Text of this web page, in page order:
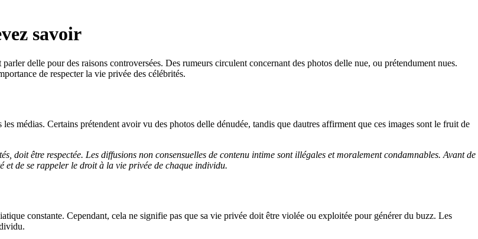
savoir
delle pour des raisons controversées. Des rumeurs circulent concernant des photos delle nue, ou prétendument nues.
de respecter la vie privée des célébrités.
médias. Certains prétendent avoir vu des photos delle dénudée, tandis que dautres affirment que ces images sont le fruit de
doit être respectée. Les diffusions non consensuelles de contenu intime sont illégales et moralement condamnables. Avant de
de se rappeler le droit à la vie privée de chaque individu.
constante. Cependant, cela ne signifie pas que sa vie privée doit être violée ou exploitée pour générer du buzz. Les